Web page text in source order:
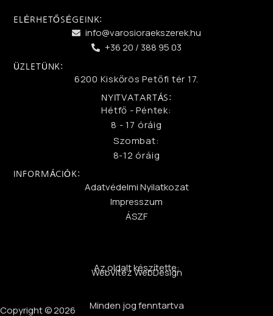
ELÉRHETŐSÉGEINK:
info@varosioraekszerek.hu
+36 20 / 388 95 03
ÜZLETÜNK:
6200 Kiskőrös Petőfi tér 17.
NYITVATARTÁS:
Hétfő - Péntek:
8 - 17 óráig
Szombat:
8-12 óráig
INFORMÁCIÓK:
Adatvédelmi Nyilatkozat
Impresszum
ÁSZF
Az oldalt készítette:
WebVitéz WebDesign
Minden jog fenntartva
Copyright © 2026